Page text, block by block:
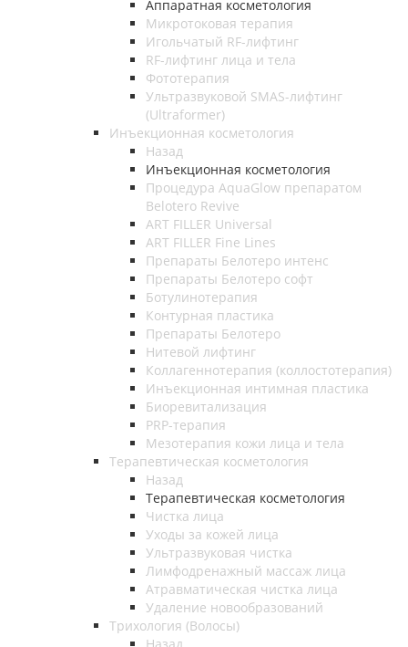
Аппаратная косметология
Микротоковая терапия
Игольчатый RF-лифтинг
RF-лифтинг лица и тела
Фототерапия
Ультразвуковой SMAS-лифтинг
(Ultraformer)
Инъекционная косметология
Назад
Инъекционная косметология
Процедура AquaGlow препаратом
Belotero Revive
ART FILLER Universal
ART FILLER Fine Lines
Препараты Белотеро интенс
Препараты Белотеро софт
Ботулинотерапия
Контурная пластика
Препараты Белотеро
Нитевой лифтинг
Коллагеннотерапия (коллостотерапия)
Инъекционная интимная пластика
Биоревитализация
PRP-терапия
Мезотерапия кожи лица и тела
Терапевтическая косметология
Назад
Терапевтическая косметология
Чистка лица
Уходы за кожей лица
Ультразвуковая чистка
Лимфодренажный массаж лица
Атравматическая чистка лица
Удаление новообразований
Трихология (Волосы)